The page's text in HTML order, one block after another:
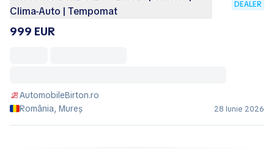
Clima-Auto | Tempomat
DEALER
999 EUR
AutomobileBirton.ro
România, Mureș
28 Iunie 2026